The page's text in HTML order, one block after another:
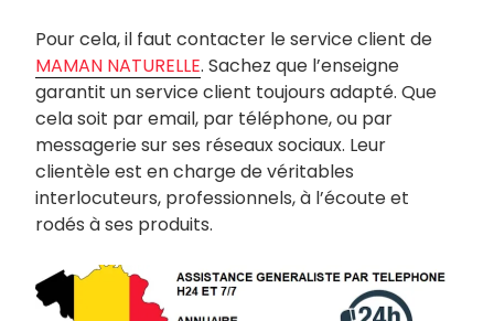
Pour cela, il faut contacter le service client de
MAMAN NATURELLE. Sachez que l’enseigne
garantit un service client toujours adapté. Que
cela soit par email, par téléphone, ou par
messagerie sur ses réseaux sociaux. Leur
clientèle est en charge de véritables
interlocuteurs, professionnels, à l’écoute et
rodés à ses produits.